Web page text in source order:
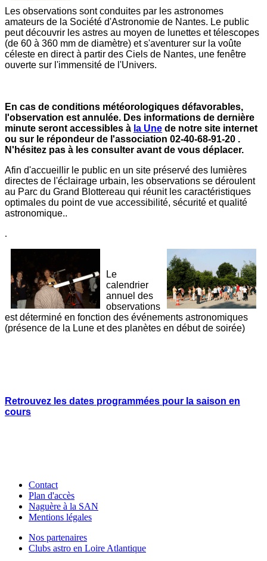
Les observations sont conduites par les astronomes
amateurs de la Société d'Astronomie de Nantes. Le public
peut découvrir les astres au moyen de lunettes et télescopes
(de 60 à 360 mm de diamètre) et s'aventurer sur la voûte
céleste en direct à partir des Ciels de Nantes, une fenêtre
ouverte sur l'immensité de l'Univers.
En cas de conditions météorologiques défavorables,
l'observation est annulée. Des informations de dernière
minute seront accessibles à la Une de notre site internet
ou sur le répondeur de l'association 02-40-68-91-20 .
N'hésitez pas à les consulter avant de vous déplacer.
Afin d'accueillir le public en un site préservé des lumières
directes de l'éclairage urbain, les observations se déroulent
au Parc du Grand Blottereau qui réunit les caractéristiques
optimales du point de vue accessibilité, sécurité et qualité
astronomique..
.
Parc du Grand Blottereau
×
−
Le
calendrier
annuel des
observations
est déterminé en fonction des événements astronomiques
(présence de la Lune et des planètes en début de soirée)
Retrouvez les dates programmées pour la saison en
cours
Contact
Plan d'accès
Naguère à la SAN
Mentions légales
Nos partenaires
Clubs astro en Loire Atlantique